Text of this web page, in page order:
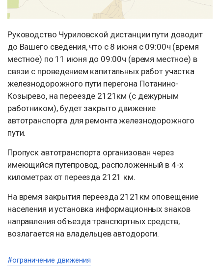
Руководство Чуриловской дистанции пути доводит
до Вашего сведения, что с 8 июня с 09:00ч (время
местное) по 11 июня до 09:00ч (время местное) в
связи с проведением капитальных работ участка
железнодорожного пути перегона Потанино-
Козырево, на переезде 2121км (с дежурным
работником), будет закрыто движение
автотранспорта для ремонта железнодорожного
пути.
Пропуск автотранспорта организован через
имеющийся путепровод, расположенный в 4-х
километрах от переезда 2121 км.
На время закрытия переезда 2121км оповещение
населения и установка информационных знаков
направления объезда транспортных средств,
возлагается на владельцев автодороги.
#ограничение движения